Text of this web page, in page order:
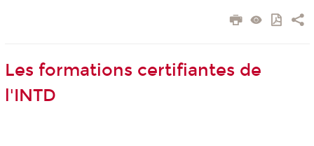
Les formations certifiantes de
l'INTD